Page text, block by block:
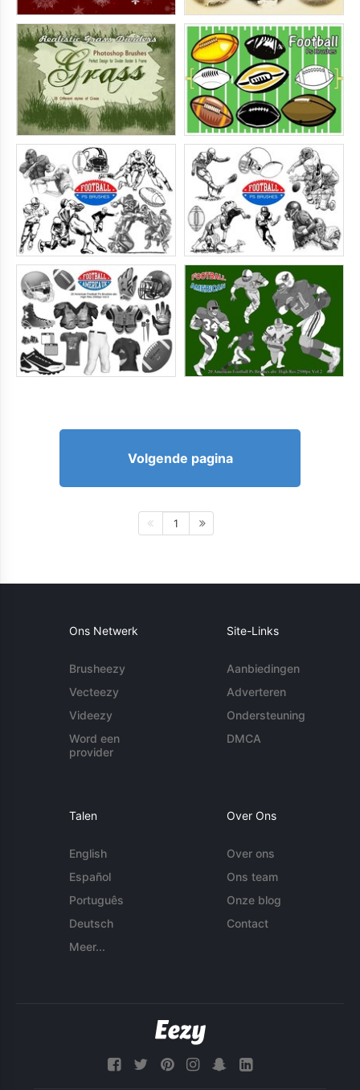
Volgende pagina
1
Ons Netwerk
Brusheezy
Vecteezy
Videezy
Word een
provider
Site-Links
Aanbiedingen
Adverteren
Ondersteuning
DMCA
Talen
English
Español
Português
Deutsch
Meer...
Over Ons
Over ons
Ons team
Onze blog
Contact